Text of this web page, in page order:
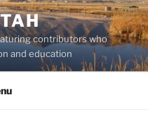
contributors who
and education